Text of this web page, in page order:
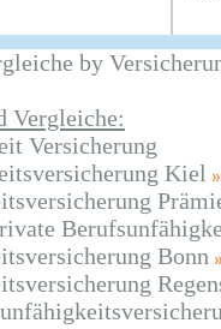
by
Vergleiche:
Versicherung
Kiel
Bonn